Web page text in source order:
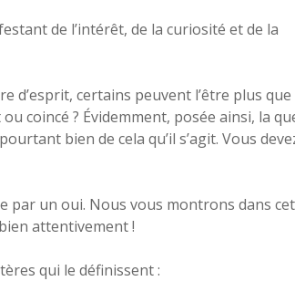
de l’intérêt, de la curiosité et de la
d’esprit, certains peuvent l’être plus que
coincé ? Évidemment, posée ainsi, la
bien de cela qu’il s’agit. Vous
par un oui. Nous vous montrons dans
attentivement !
qui le définissent :